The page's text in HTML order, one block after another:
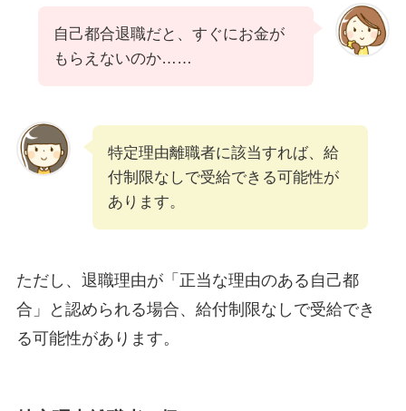
自己都合退職だと、すぐにお金が
もらえないのか……
特定理由離職者に該当すれば、給
付制限なしで受給できる可能性が
あります。
ただし、退職理由が「正当な理由のある自己都
合」と認められる場合、給付制限なしで受給でき
る可能性があります。